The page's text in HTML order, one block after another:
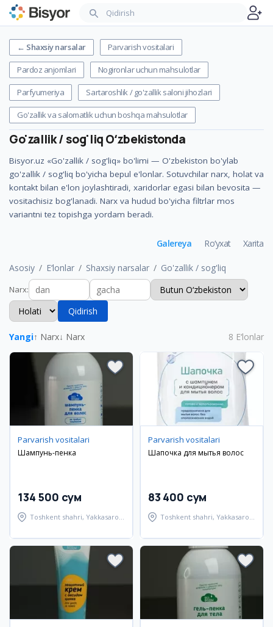
← Shaxsiy narsalar Parvarish vositalari
Pardoz anjomlari Nogironlar uchun mahsulotlar
Parfyumeriya Sartaroshlik / go'zallik saloni jihozlari
Go'zallik va salomatlik uchun boshqa mahsulotlar
Go'zallik / sog'liqOʻzbekistonda
Bisyor.uz «Go'zallik / sog'liq» bo'limi — O'zbekiston bo'ylab
go'zallik / sog'liq bo'yicha bepul e'lonlar. Sotuvchilar narx, holat va
kontakt bilan e'lon joylashtiradi, xaridorlar egasi bilan bevosita —
vositachisiz bog'lanadi. Narx va hudud bo'yicha filtrlar mos
variantni tez topishga yordam beradi.
Asosiy E‘lonlar Shaxsiy narsalar Go'zallik / sog'liq
Galereya Ro‘yxat Xarita
Narx:
Qidirish
Yangi↑ Narx↓ Narx 8 E‘lonlar
Parvarish vositalari
Шампунь-пенка
134 500 сум
Toshkent shahri, Yakkasaroy
Parvarish vositalari
Шапочка для мытья волос
83 400 сум
Toshkent shahri, Yakkasaroy